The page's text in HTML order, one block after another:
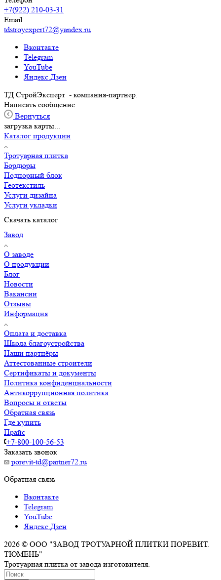
+7(922) 210-03-31
Email
tdstroyexpert72@yandex.ru
Вконтакте
Telegram
YouTube
Яндекс.Дзен
ТД СтройЭксперт - компания-партнер.
Написать сообщение
Вернуться
загрузка карты...
Каталог продукции
Тротуарная плитка
Бордюры
Подпорный блок
Геотекстиль
Услуги дизайна
Услуги укладки
Скачать каталог
Завод
О заводе
О продукции
Блог
Новости
Вакансии
Отзывы
Информация
Оплата и доставка
Школа благоустройства
Наши партнёры
Аттестованные строители
Сертификаты и документы
Политика конфиденциальности
Антикоррупционная политика
Вопросы и ответы
Обратная связь
Где купить
Прайс
+7-800-100-56-53
Заказать звонок
porevit-td@partner72.ru
Обратная связь
Вконтакте
Telegram
YouTube
Яндекс.Дзен
2026 © ООО "ЗАВОД ТРОТУАРНОЙ ПЛИТКИ ПОРЕВИТ.
ТЮМЕНЬ"
Тротуарная плитка от завода изготовителя.